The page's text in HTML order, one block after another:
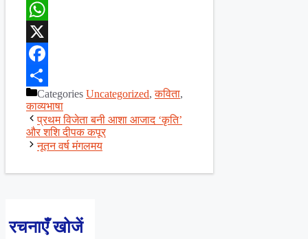
WhatsApp
X
Facebook
ShareCategories Uncategorized,कविता,
काव्यभाषा
प्रथम विजेता बनी आशा आजाद ‘कृति’
और शशि दीपक कपूर
नूतन वर्ष मंगलमय
रचनाएँ खोजें